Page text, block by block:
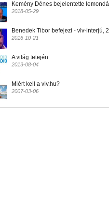
Kemény Dénes bejelentette
2018-05-29
Benedek Tibor befejezi - vlv-interjú,
2016-10-21
A világ tetején
2013-08-04
Miért kell a vlv.hu?
2007-03-06